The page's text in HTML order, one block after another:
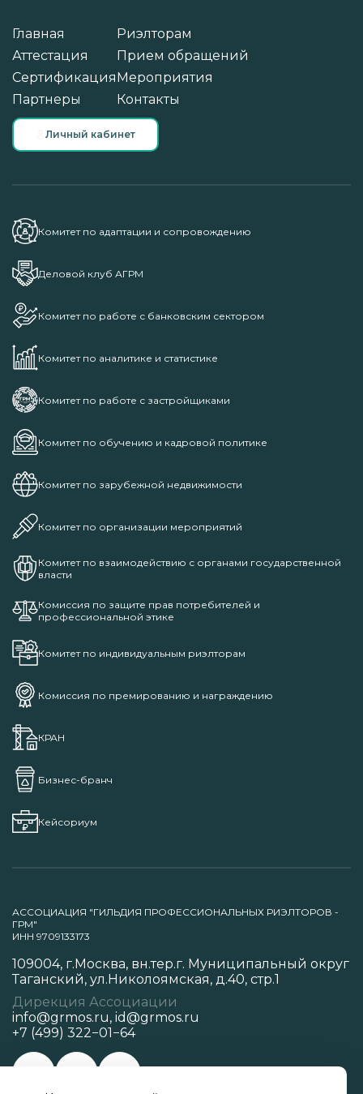
Главная
Аттестация
Сертификация
Партнеры
Риэлторам
Прием обращений
Мероприятия
Контакты
Личный кабинет
Комитет по адаптации и сопровождению
Деловой клуб АГРМ
Комитет по работе с банковским сектором
Комитет по аналитике и статистике
Комитет по работе с застройщиками
Комитет по обучению и кадровой политике
Комитет по зарубежной недвижимости
Комитет по организации мероприятий
Комитет по взаимодействию с органами государственной
власти
Комиссия по защите прав потребителей и
профессиональной этике
Комитет по индивидуальным риэлторам
Комиссия по премированию и награждению
КРАН
Бизнес-бранч
Кейсориум
АССОЦИАЦИЯ "ГИЛЬДИЯ ПРОФЕССИОНАЛЬНЫХ РИЭЛТОРОВ -
ГРМ"
ИНН 9709133173
109004, г.Москва, вн.тер.г. Муниципальный округ
Таганский, ул.Николоямская, д.40, стр.1
Дирекция Ассоциации
info@grmos.ru, id@grmos.ru
+7 (499) 322−01−64